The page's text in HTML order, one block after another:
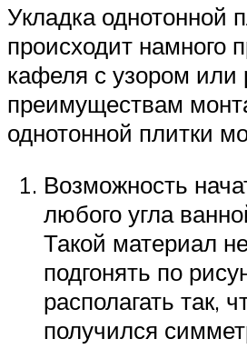
Укладка однотонной
происходит намного
кафеля с узором или
преимуществам
однотонной плитки
Возможность
любого угла
Такой материал
подгонять по
располагать так,
получился